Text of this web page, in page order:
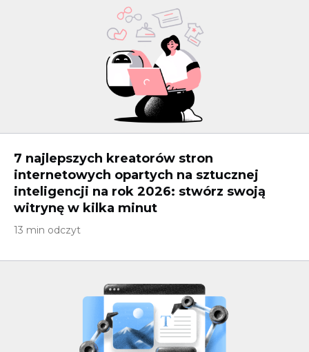
7 najlepszych kreatorów stron
internetowych opartych na sztucznej
inteligencji na rok 2026: stwórz swoją
witrynę w kilka minut
13 min odczyt